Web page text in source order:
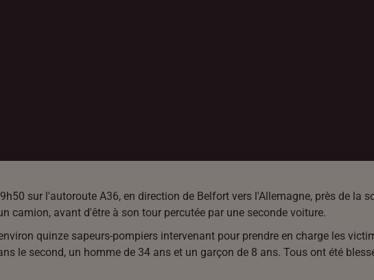
sur l'autoroute A36, en direction de Belfort vers l'Allemagne, près de la
camion, avant d'être à son tour percutée par une seconde voiture.
quinze sapeurs-pompiers intervenant pour prendre en charge les
le second, un homme de 34 ans et un garçon de 8 ans. Tous ont été